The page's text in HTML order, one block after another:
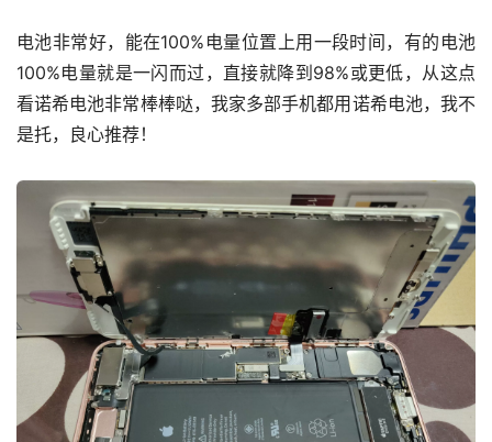
电池非常好，能在100%电量位置上用一段时间，有的电池
100%电量就是一闪而过，直接就降到98%或更低，从这点
看诺希电池非常棒棒哒，我家多部手机都用诺希电池，我不
是托，良心推荐！